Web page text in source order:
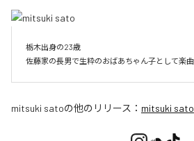
栃木出身の23歳
佐藤家の長男で生粋のおばあちゃん子として楽
mitsuki satoの他のリリース： mitsuki sato